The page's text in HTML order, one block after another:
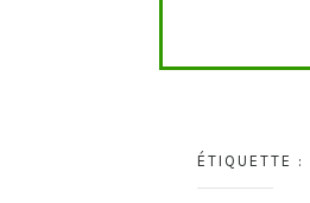
ÉTIQUETTE :